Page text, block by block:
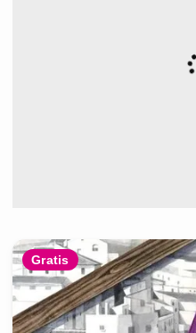
Gratis